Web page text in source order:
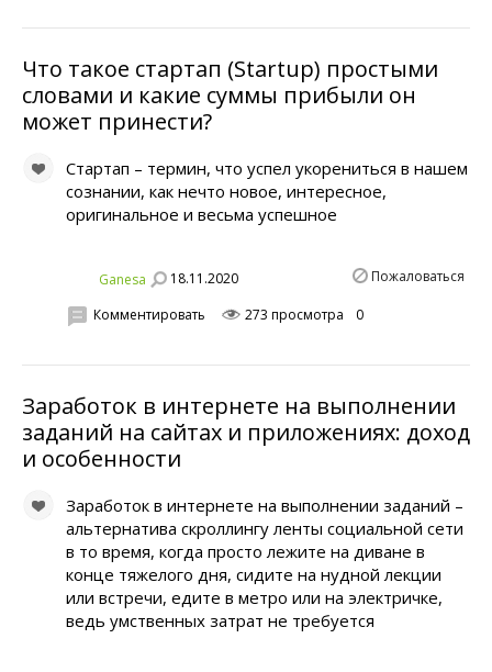
Что такое стартап (Startup) простыми
словами и какие суммы прибыли он
может принести?
Стартап – термин, что успел укорениться в нашем
сознании, как нечто новое, интересное,
оригинальное и весьма успешное
Ganesa 18.11.2020 Пожаловаться
Комментировать 273 просмотра 0
Заработок в интернете на выполнении
заданий на сайтах и приложениях: доход
и особенности
Заработок в интернете на выполнении заданий –
альтернатива скроллингу ленты социальной сети
в то время, когда просто лежите на диване в
конце тяжелого дня, сидите на нудной лекции
или встречи, едите в метро или на электричке,
ведь умственных затрат не требуется